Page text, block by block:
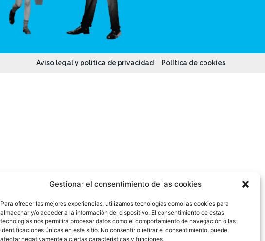
Gestionar el consentimiento de las cookies
Para ofrecer las mejores experiencias, utilizamos tecnologías como las cookies para
almacenar y/o acceder a la información del dispositivo. El consentimiento de estas
tecnologías nos permitirá procesar datos como el comportamiento de navegación o las
identificaciones únicas en este sitio. No consentir o retirar el consentimiento, puede
afectar negativamente a ciertas características y funciones.
Aviso legal y política de privacidad Política de cookies